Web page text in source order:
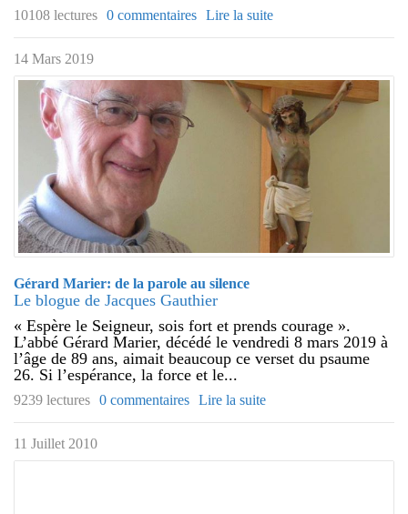
10108 lectures 0 commentaires Lire la suite
14 Mars 2019
Gérard Marier: de la parole au silence
Le blogue de Jacques Gauthier
« Espère le Seigneur, sois fort et prends courage ».
L’abbé Gérard Marier, décédé le vendredi 8 mars 2019 à
l’âge de 89 ans, aimait beaucoup ce verset du psaume
26. Si l’espérance, la force et le...
9239 lectures 0 commentaires Lire la suite
11 Juillet 2010